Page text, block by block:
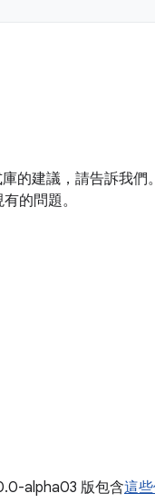
的建議，請告訴我們
的問題。
alpha03 版包含這